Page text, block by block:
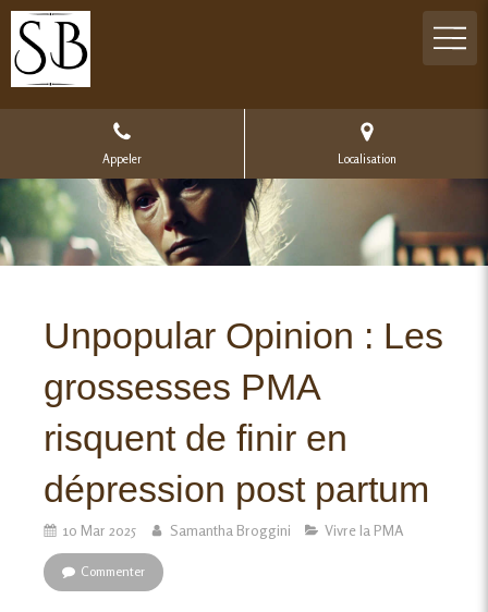
Appeler Localisation
Unpopular Opinion : Les
grossesses PMA
risquent de finir en
dépression post partum
10 Mar 2025 Samantha Broggini Vivre la PMA
Commenter